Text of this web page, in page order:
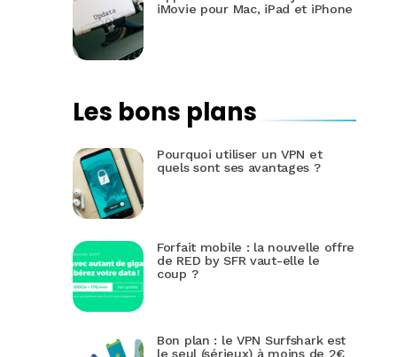
iMovie pour Mac, iPad et iPhone
Les bons plans
Pourquoi utiliser un VPN et
quels sont ses avantages ?
Forfait mobile : la nouvelle offre
de RED by SFR vaut-elle le
coup ?
Bon plan : le VPN Surfshark est
le seul (sérieux) à moins de 2€